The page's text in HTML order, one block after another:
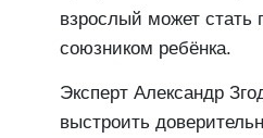
взрослый может
союзником ребёнка.
Эксперт Александр
выстроить